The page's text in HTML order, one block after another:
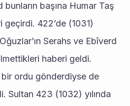
bunların başına Humar Taş
geçirdi. 422’de (1031)
Serahs ve Ebîverd
haberi geldi.
bir ordu gönderdiyse de
Sultan 423 (1032) yılında